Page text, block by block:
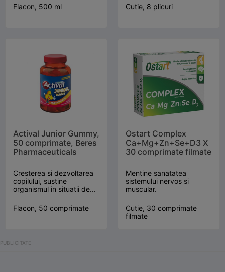
Flacon, 500 ml
Cutie, 8 plicuri
Actival Junior Gummy,
50 comprimate, Beres
Pharmaceuticals
Cresterea si dezvoltarea
copilului, sustine
organismul in situatii de...
Flacon, 50 comprimate
Ostart Complex
Ca+Mg+Zn+Se+D3 X
30 comprimate filmate
Mentine sanatatea
sistemului nervos si
muscular.
Cutie, 30 comprimate
filmate